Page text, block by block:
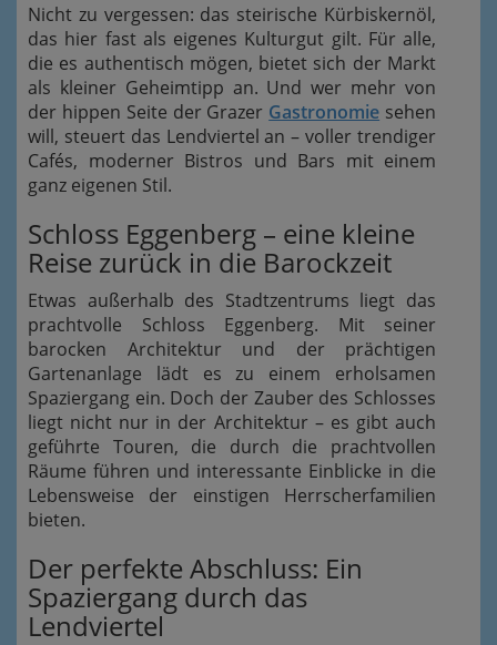
Nicht zu vergessen: das steirische Kürbiskernöl,
das hier fast als eigenes Kulturgut gilt. Für alle,
die es authentisch mögen, bietet sich der Markt
als kleiner Geheimtipp an. Und wer mehr von
der hippen Seite der Grazer Gastronomie sehen
will, steuert das Lendviertel an – voller trendiger
Cafés, moderner Bistros und Bars mit einem
ganz eigenen Stil.
Schloss Eggenberg – eine kleine
Reise zurück in die Barockzeit
Etwas außerhalb des Stadtzentrums liegt das
prachtvolle Schloss Eggenberg. Mit seiner
barocken Architektur und der prächtigen
Gartenanlage lädt es zu einem erholsamen
Spaziergang ein. Doch der Zauber des Schlosses
liegt nicht nur in der Architektur – es gibt auch
geführte Touren, die durch die prachtvollen
Räume führen und interessante Einblicke in die
Lebensweise der einstigen Herrscherfamilien
bieten.
Der perfekte Abschluss: Ein
Spaziergang durch das
Lendviertel